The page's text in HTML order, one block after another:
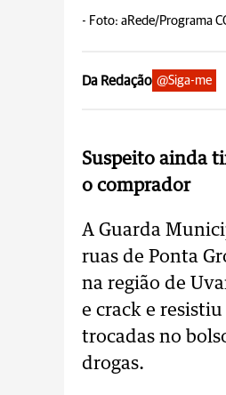
- Foto: aRede/Programa
Da Redação @Siga-me
Suspeito ainda
o comprador
A Guarda
ruas de Ponta
na região de
e crack e
trocadas no
drogas.